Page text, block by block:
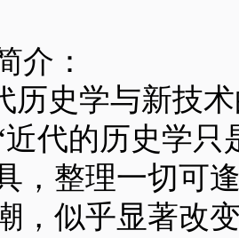
介：
历史学与新技
近代的历史学只
，整理一切可
，似乎显著改